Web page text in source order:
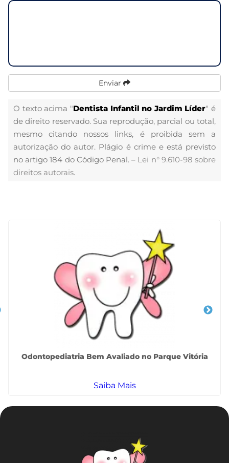
Enviar
O texto acima "Dentista Infantil no Jardim Líder" é
de direito reservado. Sua reprodução, parcial ou total,
mesmo citando nossos links, é proibida sem a
autorização do autor. Plágio é crime e está previsto
no artigo 184 do Código Penal. – Lei n° 9.610-98 sobre
direitos autorais.
Odontopediatria Bem Avaliado no Parque Vitória
Saiba Mais